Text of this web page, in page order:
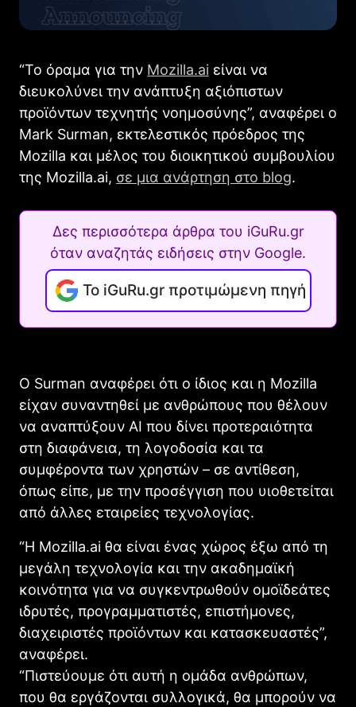
“Το όραμα για την Mozilla.ai είναι να
διευκολύνει την ανάπτυξη αξιόπιστων
προϊόντων τεχνητής νοημοσύνης”, αναφέρει ο
Mark Surman, εκτελεστικός πρόεδρος της
Mozilla και μέλος του διοικητικού συμβουλίου
της Mozilla.ai, σε μια ανάρτηση στο blog.
Δες περισσότερα άρθρα του iGuRu.gr
όταν αναζητάς ειδήσεις στην Google.
Το iGuRu.gr προτιμώμενη πηγή
Ο Surman αναφέρει ότι ο ίδιος και η Mozilla
είχαν συναντηθεί με ανθρώπους που θέλουν
να αναπτύξουν AI που δίνει προτεραιότητα
στη διαφάνεια, τη λογοδοσία και τα
συμφέροντα των χρηστών – σε αντίθεση,
όπως είπε, με την προσέγγιση που υιοθετείται
από άλλες εταιρείες τεχνολογίας.
“Η Mozilla.ai θα είναι ένας χώρος έξω από τη
μεγάλη τεχνολογία και την ακαδημαϊκή
κοινότητα για να συγκεντρωθούν ομοϊδεάτες
ιδρυτές, προγραμματιστές, επιστήμονες,
διαχειριστές προϊόντων και κατασκευαστές”,
αναφέρει.
“Πιστεύουμε ότι αυτή η ομάδα ανθρώπων,
που θα εργάζονται συλλογικά, θα μπορούν να